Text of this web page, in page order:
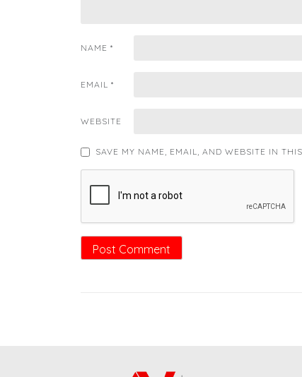
NAME *
EMAIL *
WEBSITE
SAVE MY NAME, EMAIL, AND WEBSITE IN